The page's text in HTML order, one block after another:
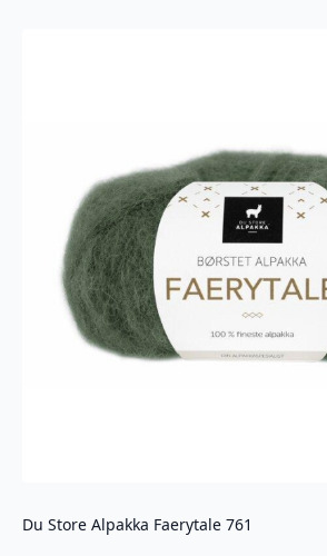
Du Store Alpakka Faerytale 761